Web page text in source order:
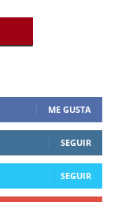
ME GUSTA
SEGUIR
SEGUIR